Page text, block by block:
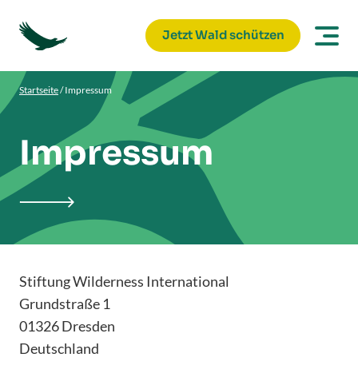
Jetzt Wald schützen
Startseite/Impressum
Impressum

Stiftung Wilderness International
Grundstraße 1
01326 Dresden
Deutschland